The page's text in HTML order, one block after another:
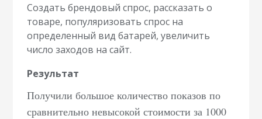
Создать брендовый спрос, рассказать о
товаре, популяризовать спрос на
определенный вид батарей, увеличить
число заходов на сайт.
Получили большое количество показов по
сравнительно невысокой стоимости за 1000